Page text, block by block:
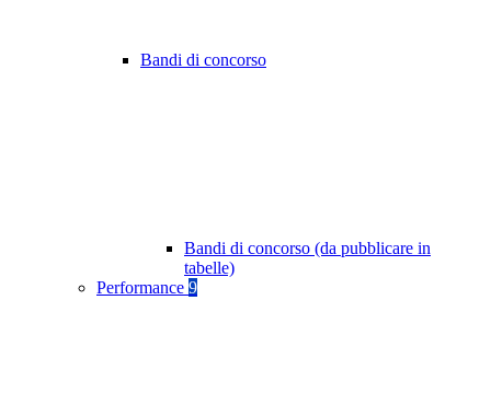
Bandi di concorso
Bandi di concorso (da pubblicare in
tabelle)
Performance 9